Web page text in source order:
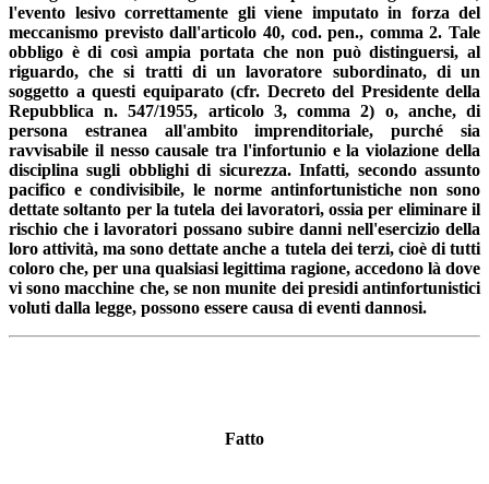
l'evento lesivo correttamente gli viene imputato in forza del
meccanismo previsto dall'articolo 40, cod. pen., comma 2. Tale
obbligo è di così ampia portata che non può distinguersi, al
riguardo, che si tratti di un lavoratore subordinato, di un
soggetto a questi equiparato (cfr. Decreto del Presidente della
Repubblica n. 547/1955, articolo 3, comma 2) o, anche, di
persona estranea all'ambito imprenditoriale, purché sia
ravvisabile il nesso causale tra l'infortunio e la violazione della
disciplina sugli obblighi di sicurezza. Infatti, secondo assunto
pacifico e condivisibile, le norme antinfortunistiche non sono
dettate soltanto per la tutela dei lavoratori, ossia per eliminare il
rischio che i lavoratori possano subire danni nell'esercizio della
loro attività, ma sono dettate anche a tutela dei terzi, cioè di tutti
coloro che, per una qualsiasi legittima ragione, accedono là dove
vi sono macchine che, se non munite dei presidi antinfortunistici
voluti dalla legge, possono essere causa di eventi dannosi.
Fatto